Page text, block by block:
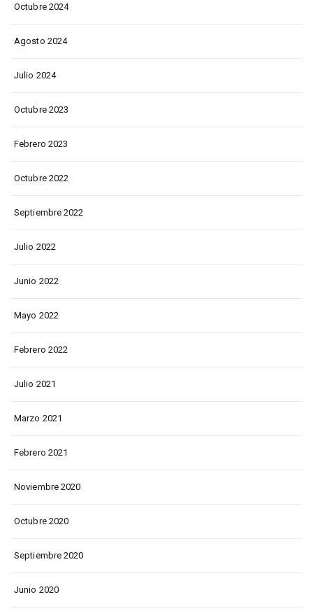
Octubre 2024
Agosto 2024
Julio 2024
Octubre 2023
Febrero 2023
Octubre 2022
Septiembre 2022
Julio 2022
Junio 2022
Mayo 2022
Febrero 2022
Julio 2021
Marzo 2021
Febrero 2021
Noviembre 2020
Octubre 2020
Septiembre 2020
Junio 2020